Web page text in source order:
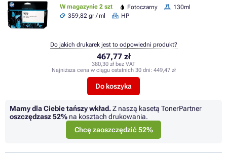
W magazynie 2 szt Fotoczarny
130ml
359,82 gr / ml
HP
467,77 zł
380,30 zł bez VAT
Najniższa cena w ciągu ostatnich 30 dni: 449,47 zł
Do koszyka
Do jakich drukarek jest to odpowiedni produkt?
Mamy dla Ciebie tańszy wkład.Z naszą kasetą TonerPartner
oszczędzasz52% na kosztach drukowania.
Chcę zaoszczędzić 52%